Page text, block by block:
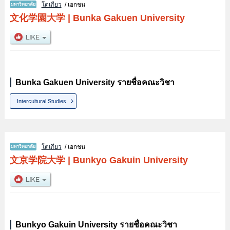
โตเกียว / เอกชน
文化学園大学| Bunka Gakuen University
Bunka Gakuen University รายชื่อคณะวิชา
Intercultural Studies
โตเกียว / เอกชน
文京学院大学| Bunkyo Gakuin University
Bunkyo Gakuin University รายชื่อคณะวิชา